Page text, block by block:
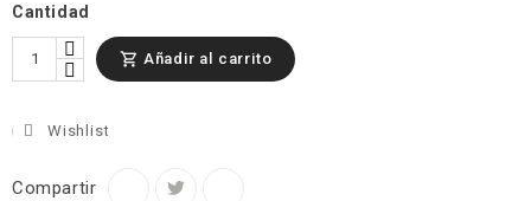
Cantidad
 Añadir al carrito
Wishlist
Compartir